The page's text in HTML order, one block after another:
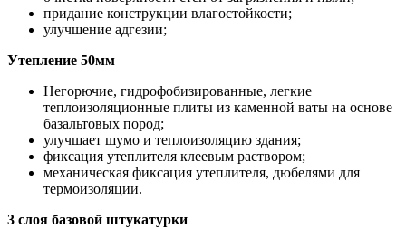
придание конструкции влагостойкости;
улучшение адгезии;
Утепление 50мм
Негорючие, гидрофобизированные, легкие
теплоизоляционные плиты из каменной ваты на основе
базальтовых пород;
улучшает шумо и теплоизоляцию здания;
фиксация утеплителя клеевым раствором;
механическая фиксация утеплителя, дюбелями для
термоизоляции.
3 слоя базовой штукатурки